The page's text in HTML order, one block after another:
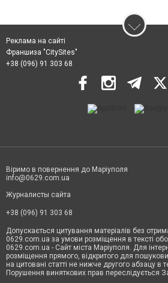
Реклама на сайті
Франшиза "CitySites"
+38 (096) 91 303 68
Віримо в повернення до Маріуполя
info@0629.com.ua
Журналисты сайта
+38 (096) 91 303 68
Допускається цитування матеріалів без
0629.com.ua за умови розміщення в тексті
0629.com.ua - Сайт міста Маріуполя. Для
розміщення прямого, відкритого для
на цитовані статті не нижче другого абзацу в
Порушення виняткових прав переслідується